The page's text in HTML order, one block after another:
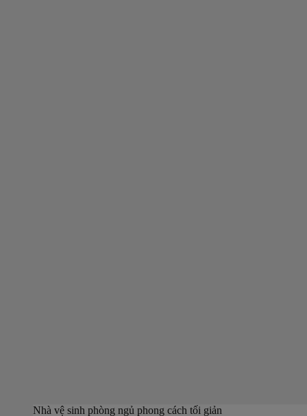
Nhà vệ sinh phòng ngủ phong cách tối giản